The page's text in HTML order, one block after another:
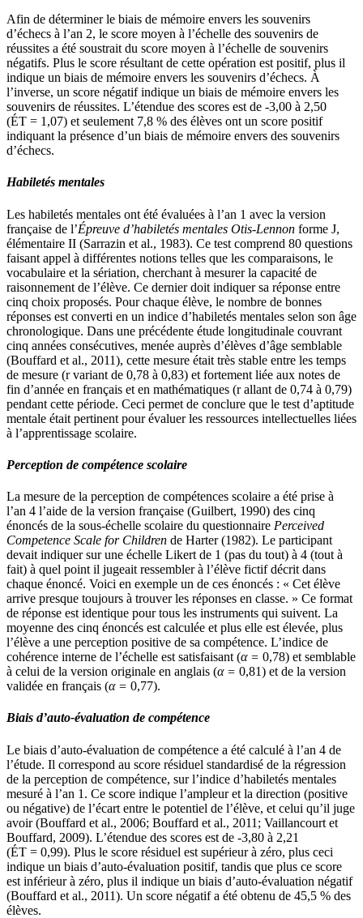
Afin de déterminer le biais de mémoire envers les souvenirs
d’échecs à l’an 2, le score moyen à l’échelle des souvenirs de
réussites a été soustrait du score moyen à l’échelle de souvenirs
négatifs. Plus le score résultant de cette opération est positif, plus il
indique un biais de mémoire envers les souvenirs d’échecs. À
l’inverse, un score négatif indique un biais de mémoire envers les
souvenirs de réussites. L’étendue des scores est de -3,00 à 2,50
(ÉT = 1,07) et seulement 7,8 % des élèves ont un score positif
indiquant la présence d’un biais de mémoire envers des souvenirs
d’échecs.
Habiletés mentales
Les habiletés mentales ont été évaluées à l’an 1 avec la version
française de l’Épreuve d’habiletés mentales Otis-Lennon forme J,
élémentaire II (Sarrazin et al., 1983). Ce test comprend 80 questions
faisant appel à différentes notions telles que les comparaisons, le
vocabulaire et la sériation, cherchant à mesurer la capacité de
raisonnement de l’élève. Ce dernier doit indiquer sa réponse entre
cinq choix proposés. Pour chaque élève, le nombre de bonnes
réponses est converti en un indice d’habiletés mentales selon son âge
chronologique. Dans une précédente étude longitudinale couvrant
cinq années consécutives, menée auprès d’élèves d’âge semblable
(Bouffard et al., 2011), cette mesure était très stable entre les temps
de mesure (r variant de 0,78 à 0,83) et fortement liée aux notes de
fin d’année en français et en mathématiques (r allant de 0,74 à 0,79)
pendant cette période. Ceci permet de conclure que le test d’aptitude
mentale était pertinent pour évaluer les ressources intellectuelles liées
à l’apprentissage scolaire.
Perception de compétence scolaire
La mesure de la perception de compétences scolaire a été prise à
l’an 4 l’aide de la version française (Guilbert, 1990) des cinq
énoncés de la sous-échelle scolaire du questionnaire Perceived
Competence Scale for Children de Harter (1982). Le participant
devait indiquer sur une échelle Likert de 1 (pas du tout) à 4 (tout à
fait) à quel point il jugeait ressembler à l’élève fictif décrit dans
chaque énoncé. Voici en exemple un de ces énoncés : « Cet élève
arrive presque toujours à trouver les réponses en classe. » Ce format
de réponse est identique pour tous les instruments qui suivent. La
moyenne des cinq énoncés est calculée et plus elle est élevée, plus
l’élève a une perception positive de sa compétence. L’indice de
cohérence interne de l’échelle est satisfaisant (α = 0,78) et semblable
à celui de la version originale en anglais (α = 0,81) et de la version
validée en français (α = 0,77).
Biais d’auto-évaluation de compétence
Le biais d’auto-évaluation de compétence a été calculé à l’an 4 de
l’étude. Il correspond au score résiduel standardisé de la régression
de la perception de compétence, sur l’indice d’habiletés mentales
mesuré à l’an 1. Ce score indique l’ampleur et la direction (positive
ou négative) de l’écart entre le potentiel de l’élève, et celui qu’il juge
avoir (Bouffard et al., 2006; Bouffard et al., 2011; Vaillancourt et
Bouffard, 2009). L’étendue des scores est de -3,80 à 2,21
(ÉT = 0,99). Plus le score résiduel est supérieur à zéro, plus ceci
indique un biais d’auto-évaluation positif, tandis que plus ce score
est inférieur à zéro, plus il indique un biais d’auto-évaluation négatif
(Bouffard et al., 2011). Un score négatif a été obtenu de 45,5 % des
élèves.